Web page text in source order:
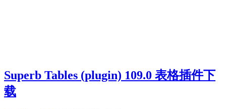
Superb Tables (plugin) 109.0 表格插件下
载